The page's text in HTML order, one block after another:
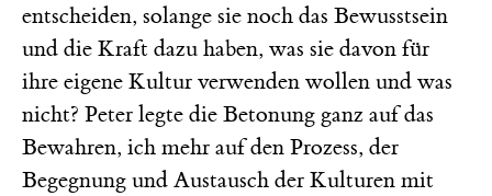
entscheiden, solange sie noch das Bewusstsein
und die Kraft dazu haben, was sie davon für
ihre eigene Kultur verwenden wollen und was
nicht? Peter legte die Betonung ganz auf das
Bewahren, ich mehr auf den Prozess, der
Begegnung und Austausch der Kulturen mit